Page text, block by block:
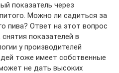
показатель через
Можно ли садиться за
пива? Ответ на этот вопрос
показателей в
у производителей
тоже имеет собственные
не дать высоких